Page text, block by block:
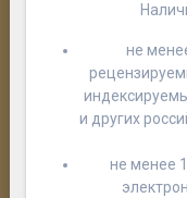
не
и других
не менее